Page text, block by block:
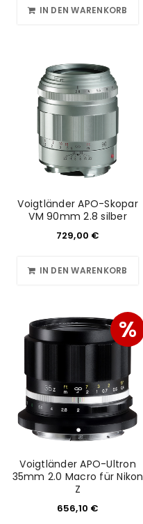
IN DEN WARENKORB
Voigtländer APO-Skopar
VM 90mm 2.8 silber
729,00 €
IN DEN WARENKORB
%
Voigtländer APO-Ultron
35mm 2.0 Macro für Nikon
Z
656,10 €